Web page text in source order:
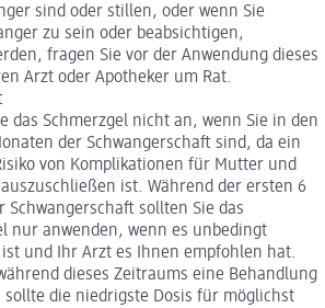
sind oder stillen, oder wenn Sie
zu sein oder beabsichtigen,
fragen Sie vor der Anwendung dieses
Arzt oder Apotheker um Rat.
das Schmerzgel nicht an, wenn Sie in den
der Schwangerschaft sind, da ein
von Komplikationen für Mutter und
ist. Während der ersten 6
Schwangerschaft sollten Sie das
nur anwenden, wenn es unbedingt
und Ihr Arzt es Ihnen empfohlen hat.
dieses Zeitraums eine Behandlung
sollte die niedrigste Dosis für möglichst